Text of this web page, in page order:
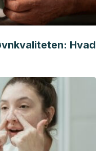
The keys to happiness:
regarding core life
Korea.
Hvad